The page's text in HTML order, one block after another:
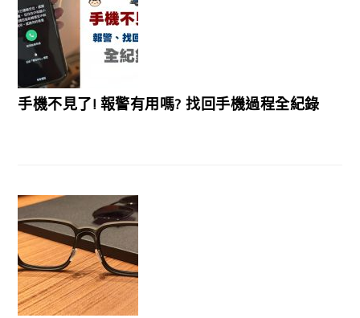
手機不見了! 報警有用嗎? 找回手機過程全紀錄